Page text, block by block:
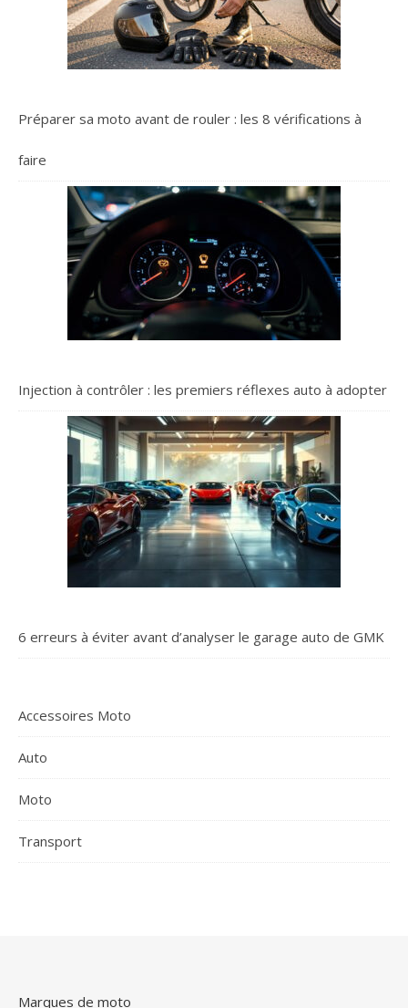
Préparer sa moto avant de rouler : les 8 vérifications à
faire
Injection à contrôler : les premiers réflexes auto à adopter
6 erreurs à éviter avant d’analyser le garage auto de GMK
Accessoires Moto
Auto
Moto
Transport
Marques de moto